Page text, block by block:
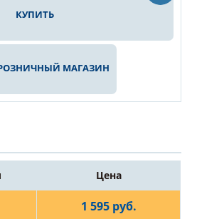
КУПИТЬ
МАГАЗИН
Цена
1 595 руб.